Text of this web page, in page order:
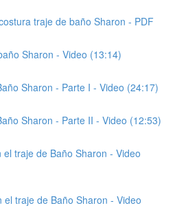
traje de baño Sharon - PDF
Sharon - Video (13:14)
Sharon - Parte I - Video (24:17)
Sharon - Parte II - Video (12:53)
el traje de Baño Sharon - Video
el traje de Baño Sharon - Video